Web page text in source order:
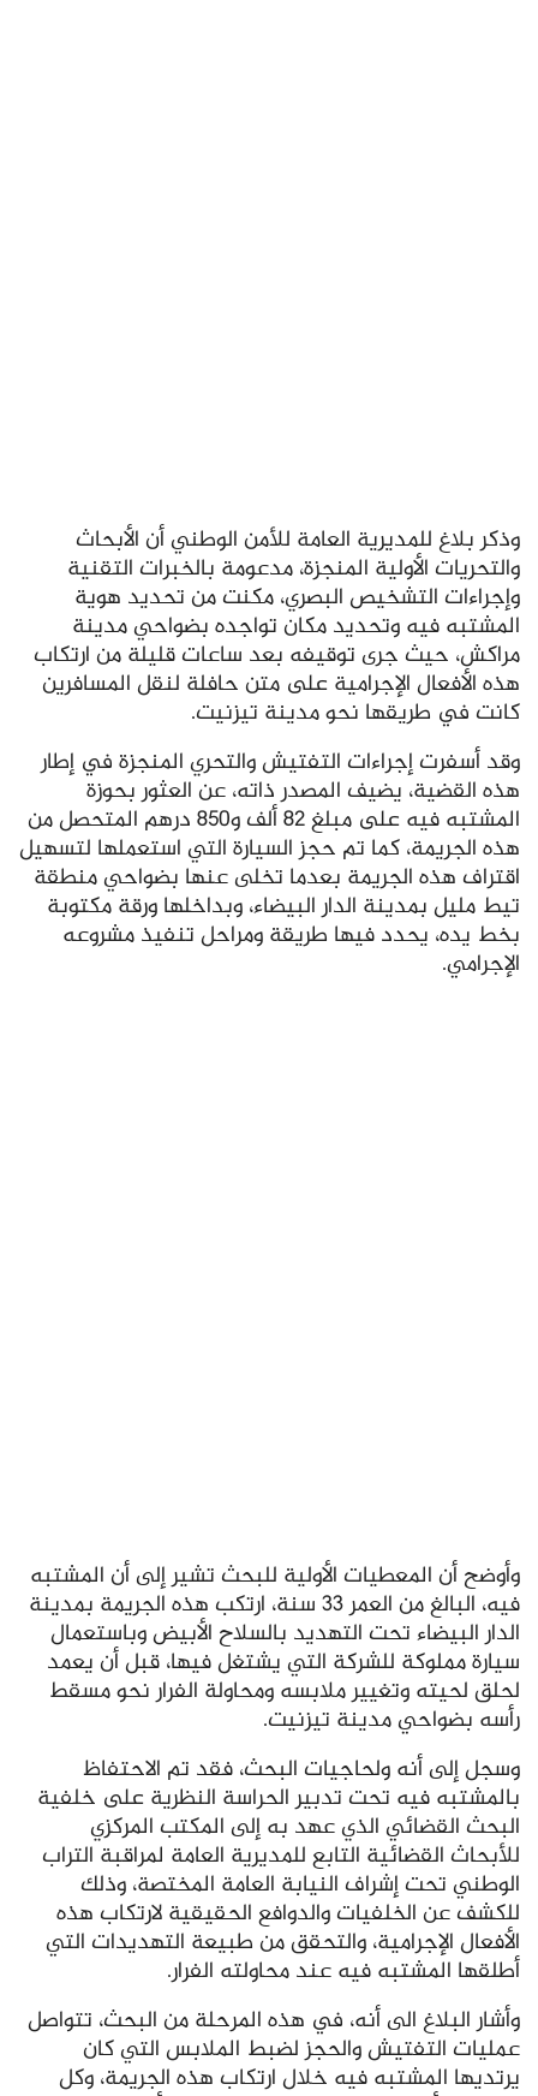
وذكر بلاغ للمديرية العامة للأمن الوطني أن الأبحاث
والتحريات الأولية المنجزة، مدعومة بالخبرات التقنية
وإجراءات التشخيص البصري، مكنت من تحديد هوية
المشتبه فيه وتحديد مكان تواجده بضواحي مدينة
مراكش، حيث جرى توقيفه بعد ساعات قليلة من ارتكاب
هذه الأفعال الإجرامية على متن حافلة لنقل المسافرين
كانت في طريقها نحو مدينة تيزنيت.
وقد أسفرت إجراءات التفتيش والتحري المنجزة في إطار
هذه القضية، يضيف المصدر ذاته، عن العثور بحوزة
المشتبه فيه على مبلغ 82 ألف و850 درهم المتحصل من
هذه الجريمة، كما تم حجز السيارة التي استعملها لتسهيل
اقتراف هذه الجريمة بعدما تخلى عنها بضواحي منطقة
تيط مليل بمدينة الدار البيضاء، وبداخلها ورقة مكتوبة
بخط يده، يحدد فيها طريقة ومراحل تنفيذ مشروعه
الإجرامي.
وأوضح أن المعطيات الأولية للبحث تشير إلى أن المشتبه
فيه، البالغ من العمر 33 سنة، ارتكب هذه الجريمة بمدينة
الدار البيضاء تحت التهديد بالسلاح الأبيض وباستعمال
سيارة مملوكة للشركة التي يشتغل فيها، قبل أن يعمد
لحلق لحيته وتغيير ملابسه ومحاولة الفرار نحو مسقط
رأسه بضواحي مدينة تيزنيت.
وسجل إلى أنه ولحاجيات البحث، فقد تم الاحتفاظ
بالمشتبه فيه تحت تدبير الحراسة النظرية على خلفية
البحث القضائي الذي عهد به إلى المكتب المركزي
للأبحاث القضائية التابع للمديرية العامة لمراقبة التراب
الوطني تحت إشراف النيابة العامة المختصة، وذلك
للكشف عن الخلفيات والدوافع الحقيقية لارتكاب هذه
الأفعال الإجرامية، والتحقق من طبيعة التهديدات التي
أطلقها المشتبه فيه عند محاولته الفرار.
وأشار البلاغ الى أنه، في هذه المرحلة من البحث، تتواصل
عمليات التفتيش والحجز لضبط الملابس التي كان
يرتديها المشتبه فيه خلال ارتكاب هذه الجريمة، وكل